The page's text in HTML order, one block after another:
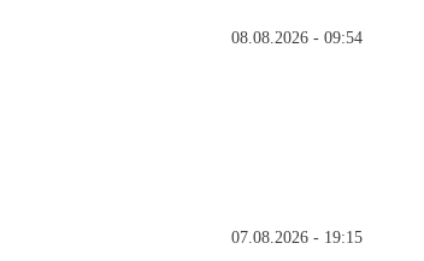
08.08.2026 - 09:54
07.08.2026 - 19:15